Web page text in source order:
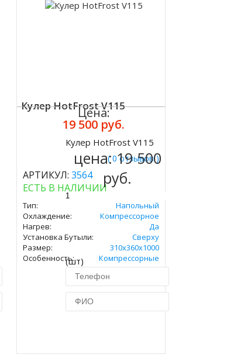
Кулер HotFrost V115
( 0 отзывов )
АРТИКУЛ: 3564
ЕСТЬ В НАЛИЧИИ
Тип:
Напольный
Охлаждение:
Компрессорное
Нагрев:
Да
Установка Бутыли:
Сверху
Размер:
310х360х1000
Особенность:
Компрессорные
Цена:
19 500 руб.
Кулер HotFrost V115
цена:19 500
руб.
(шт)